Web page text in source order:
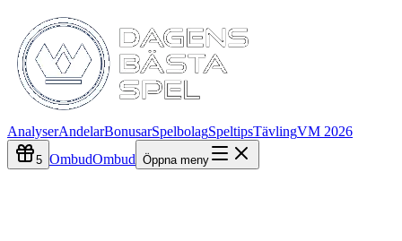
AnalyserAndelarBonusarSpelbolagSpeltipsTävlingVM 2026
5 OmbudOmbud Öppna meny